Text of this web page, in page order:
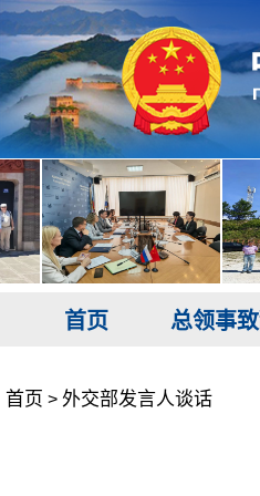
首页 总领事
首页 > 外交部发言人谈话